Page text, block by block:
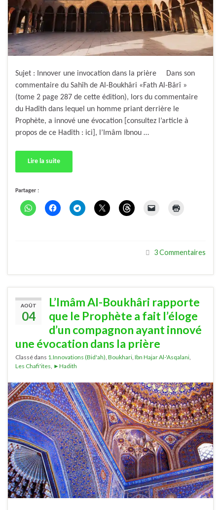
Sujet : Innover une invocation dans la prière Dans son
commentaire du Sahîh de Al-Boukhâri «Fath Al-Bârî »
(tome 2 page 287 de cette édition), lors du commentaire
du Hadîth dans lequel un homme priant derrière le
Prophète, a innové une évocation [consultez l’article à
propos de ce Hadîth : ici], l’Imâm Ibnou …
Lire la suite
Partager :
3 Commentaires
AOÛT
04
L’Imâm Al-Boukhâri rapporte
que le Prophète a fait l’éloge
d’un compagnon ayant innové
une évocation dans la prière
Classé dans 1.Innovations (Bid'ah), Boukhari, Ibn Hajar Al-'Asqalani,
Les Chafi'ites, ►Hadith